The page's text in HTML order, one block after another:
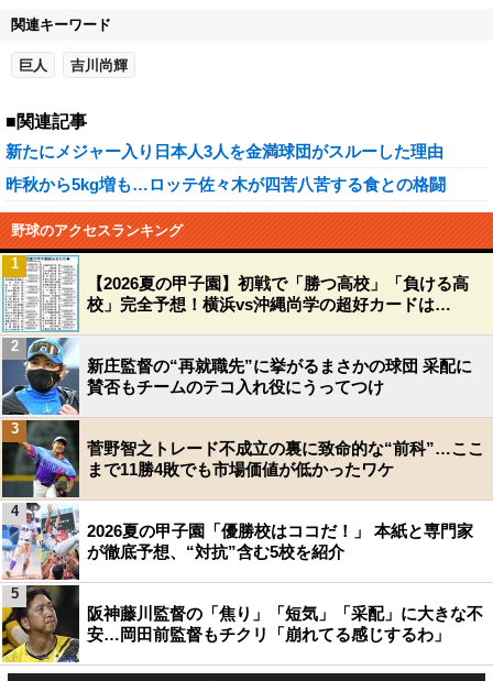
関連キーワード
巨人 吉川尚輝
■関連記事
新たにメジャー入り日本人3人を金満球団がスルーした理由
昨秋から5kg増も…ロッテ佐々木が四苦八苦する食との格闘
野球のアクセスランキング
【2026夏の甲子園】初戦で「勝つ高校」「負ける高
校」完全予想！横浜vs沖縄尚学の超好カードは…
1
新庄監督の“再就職先”に挙がるまさかの球団 采配に
賛否もチームのテコ入れ役にうってつけ
2
菅野智之トレード不成立の裏に致命的な“前科”…ここ
まで11勝4敗でも市場価値が低かったワケ
3
2026夏の甲子園「優勝校はココだ！」 本紙と専門家
が徹底予想、“対抗”含む5校を紹介
4
阪神藤川監督の「焦り」「短気」「采配」に大きな不
安…岡田前監督もチクリ「崩れてる感じするわ」
5